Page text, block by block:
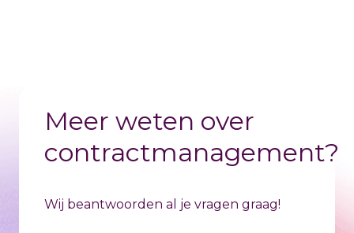
Meer weten over
contractmanagement?
Wij beantwoorden al je vragen graag!